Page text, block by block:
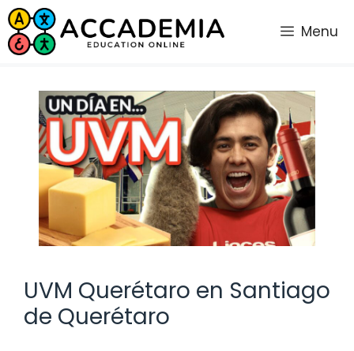
Saltar
al
contenido
Menu
UVM Querétaro en Santiago
de Querétaro